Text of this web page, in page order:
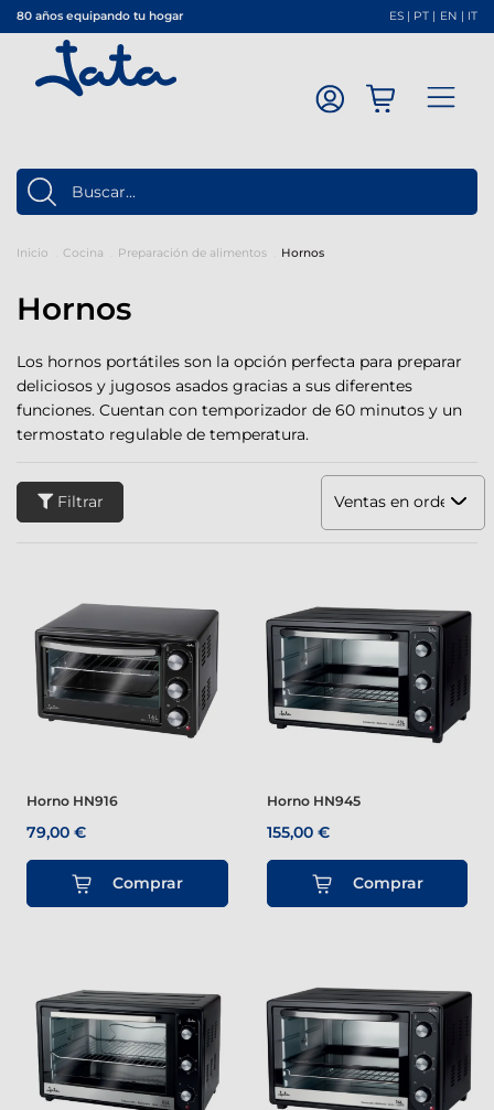
80 años equipando tu hogar ES | PT | EN | IT
Inicio Cocina Preparación de alimentos Hornos
Hornos
Los hornos portátiles son la opción perfecta para preparar
deliciosos y jugosos asados gracias a sus diferentes
funciones. Cuentan con temporizador de 60 minutos y un
termostato regulable de temperatura.
Filtrar Ventas en orden
Horno HN916
79,00 €
Comprar
Horno HN945
155,00 €
Comprar